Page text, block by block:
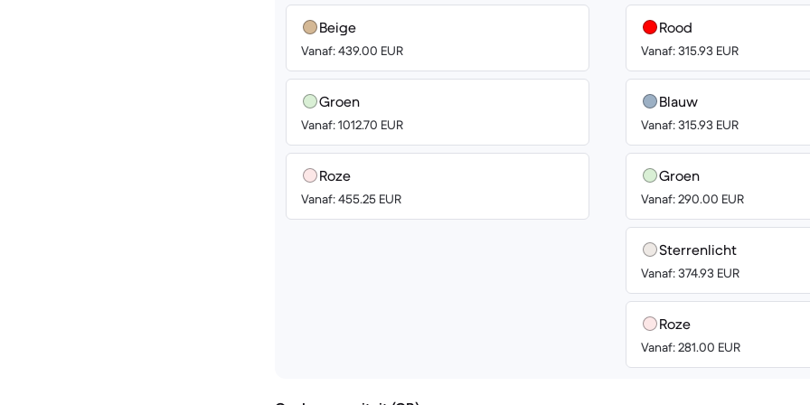
Beige
Vanaf: 439.00 EUR
Groen
Vanaf: 1012.70 EUR
Roze
Vanaf: 455.25 EUR
Rood
Vanaf: 315.93 EUR
Blauw
Vanaf: 315.93 EUR
Groen
Vanaf: 290.00 EUR
Sterrenlicht
Vanaf: 374.93 EUR
Roze
Vanaf: 281.00 EUR